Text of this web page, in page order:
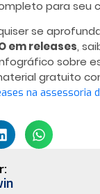
para seu
se
em releases,
sobre
gratuito
na assessoria